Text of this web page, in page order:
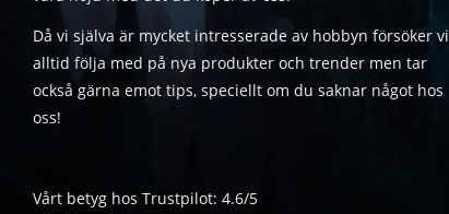
Då vi själva är mycket intresserade av hobbyn försöker vi
alltid följa med på nya produkter och trender men tar
också gärna emot tips, speciellt om du saknar något hos
oss!
Vårt betyg hos Trustpilot: 4.6/5